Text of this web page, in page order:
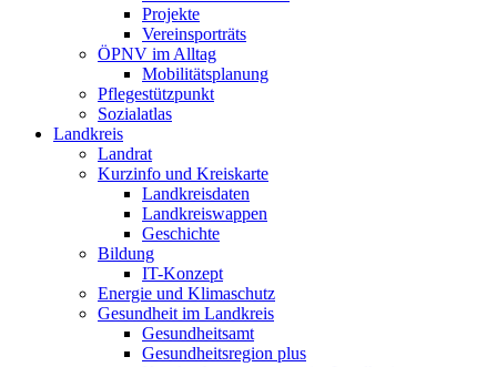
Projekte
Vereinsporträts
ÖPNV im Alltag
Mobilitätsplanung
Pflegestützpunkt
Sozialatlas
Landkreis
Landrat
Kurzinfo und Kreiskarte
Landkreisdaten
Landkreiswappen
Geschichte
Bildung
IT-Konzept
Energie und Klimaschutz
Gesundheit im Landkreis
Gesundheitsamt
Gesundheitsregion plus